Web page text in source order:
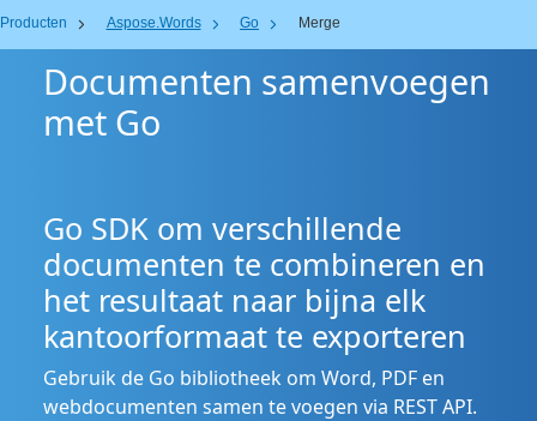
Producten Aspose.Words Go Merge
Documenten samenvoegen
met Go
Go SDK om verschillende
documenten te combineren en
het resultaat naar bijna elk
kantoorformaat te exporteren
Gebruik de Go bibliotheek om Word, PDF en
webdocumenten samen te voegen via REST API.